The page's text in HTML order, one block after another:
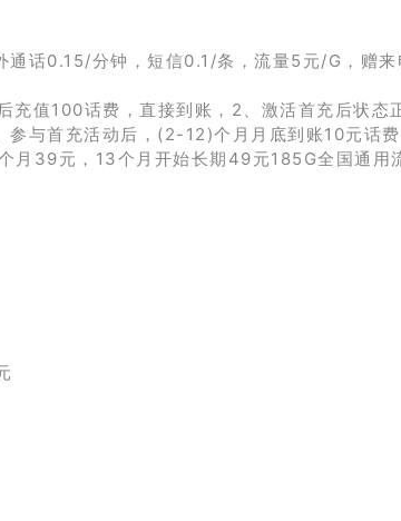
话0.15/分钟，短信0.1/条，流量5元/G，赠来
充值100话费，直接到账，2、激活首充后状态
与首充活动后，(2-12)个月月底到账10元话
39元，13个月开始长期49元185G全国通用